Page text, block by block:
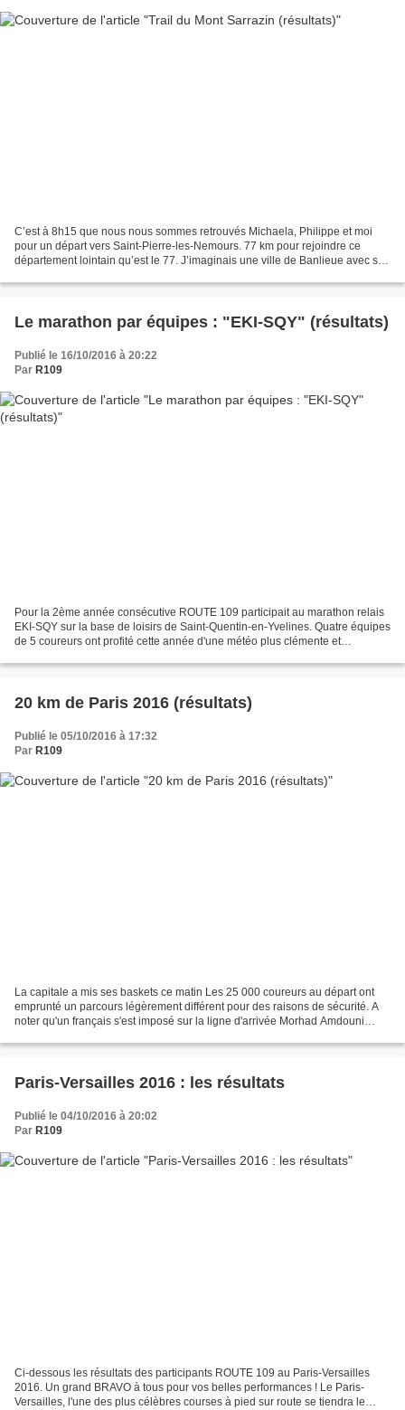
C’est à 8h15 que nous nous sommes retrouvés Michaela, Philippe et moi
pour un départ vers Saint-Pierre-les-Nemours. 77 km pour rejoindre ce
département lointain qu’est le 77. J’imaginais une ville de Banlieue avec sa
Le marathon par équipes : "EKI-SQY" (résultats)
Publié le 16/10/2016 à 20:22
Par R109
Pour la 2ème année consécutive ROUTE 109 participait au marathon relais
EKI-SQY sur la base de loisirs de Saint-Quentin-en-Yvelines. Quatre équipes
de 5 coureurs ont profité cette année d'une météo plus clémente et
20 km de Paris 2016 (résultats)
Publié le 05/10/2016 à 17:32
Par R109
La capitale a mis ses baskets ce matin Les 25 000 coureurs au départ ont
emprunté un parcours légèrement différent pour des raisons de sécurité. A
noter qu'un français s'est imposé sur la ligne d'arrivée Morhad Amdouni
Paris-Versailles 2016 : les résultats
Publié le 04/10/2016 à 20:02
Par R109
Ci-dessous les résultats des participants ROUTE 109 au Paris-Versailles
2016. Un grand BRAVO à tous pour vos belles performances ! Le Paris-
Versailles, l'une des plus célèbres courses à pied sur route se tiendra le